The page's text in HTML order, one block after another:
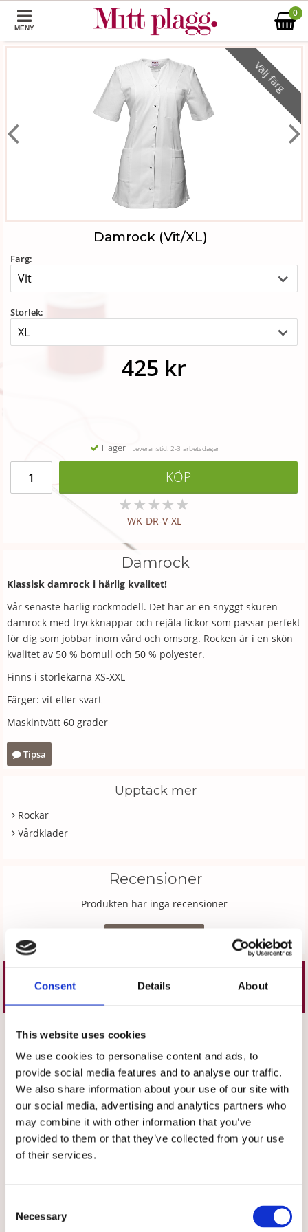
Consent Details About
This website uses cookies
We use cookies to personalise content and ads, to
provide social media features and to analyse our traffic.
We also share information about your use of our site with
our social media, advertising and analytics partners who
may combine it with other information that you’ve
provided to them or that they’ve collected from your use
of their services.
Selection
Necessary
MENY
0
Välj färg
Damrock (Vit/XL)
Färg:
Storlek:
425 kr
I lager Leveranstid: 2-3 arbetsdagar
KÖP
★★★★★
WK-DR-V-XL
Damrock
Klassisk damrock i härlig kvalitet!
Vår senaste härlig rockmodell. Det här är en snyggt skuren
damrock med tryckknappar och rejäla fickor som passar perfekt
för dig som jobbar inom vård och omsorg. Rocken är i en skön
kvalitet av 50 % bomull och 50 % polyester.
Finns i storlekarna XS-XXL
Färger: vit eller svart
Maskintvätt 60 grader
Tipsa
Upptäck mer
Rockar
Vårdkläder
Recensioner
Produkten har inga recensioner
Liknande produkter
Välj storlek
Praktisk vårdbussarong i fin vit
Välj färg
Dambyxa i kvinnligt snitt